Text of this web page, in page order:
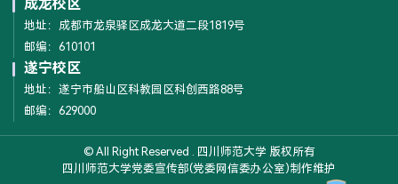
成龙校区
地址：成都市龙泉驿区成龙大道二段1819号
邮编：610101
遂宁校区
地址：遂宁市船山区科教园区科创西路88号
邮编：629000
© All Right Reserved . 四川师范大学 版权所有
四川师范大学党委宣传部(党委网信委办公室)制作维护